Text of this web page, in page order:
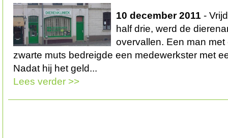
10 december 2011 -
half drie, werd de
overvallen. Een man
zwarte muts bedreigde een medewerkster met
Nadat hij het geld...
Lees verder >>